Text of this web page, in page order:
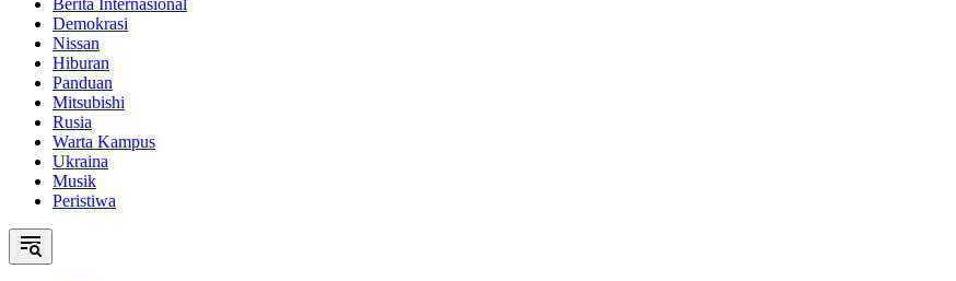
Berita Internasional
Demokrasi
Nissan
Hiburan
Panduan
Mitsubishi
Rusia
Warta Kampus
Ukraina
Musik
Peristiwa